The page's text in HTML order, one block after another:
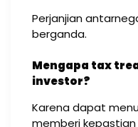
Perjanjian
berganda.
Mengapa tax
investor?
Karena dapat
memberi kepastian